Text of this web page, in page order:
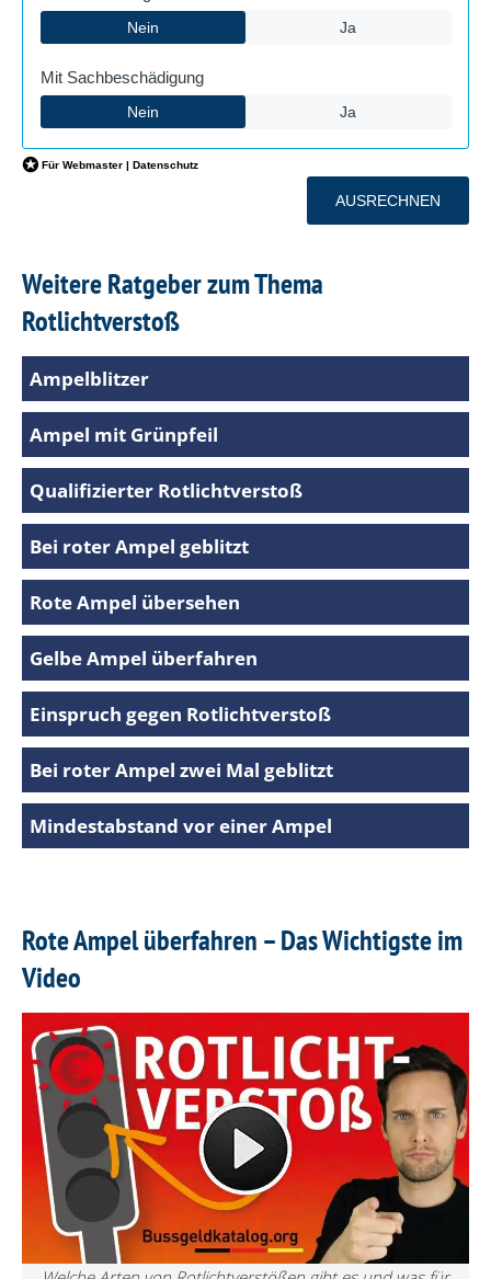
Weitere Ratgeber zum Thema
Rotlichtverstoß
Ampelblitzer
Ampel mit Grünpfeil
Qualifizierter Rotlichtverstoß
Bei roter Ampel geblitzt
Rote Ampel übersehen
Gelbe Ampel überfahren
Einspruch gegen Rotlichtverstoß
Bei roter Ampel zwei Mal geblitzt
Mindestabstand vor einer Ampel
Rote Ampel überfahren – Das Wichtigste im
Video